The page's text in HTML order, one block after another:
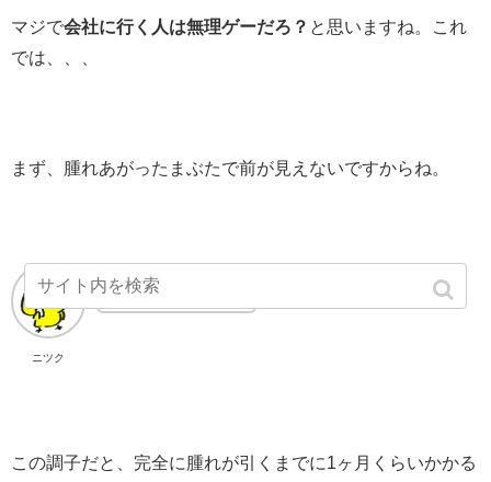
マジで会社に行く人は無理ゲーだろ？ と思いますね。これ
では、、、
まず、腫れあがったまぶたで前が見えないですからね。
ニツク
運転とかも無理。
この調子だと、完全に腫れが引くまでに1ヶ月くらいかかる